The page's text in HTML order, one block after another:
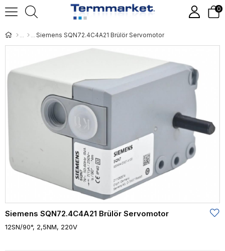
0
Siemens SQN72.4C4A21 Brülör Servomotor
Siemens SQN72.4C4A21 Brülör Servomotor
12SN/90°, 2,5NM, 220V